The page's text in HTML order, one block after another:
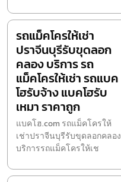
รถแม็คโครให้เช่า
ปราจีนบุรีรับขุดลอก
คลอง บริการ รถ
แม็คโครให้เช่า รถแบค
โฮรับจ้าง แบคโฮรับ
เหมา ราคาถูก
แบคโฮ.com รถแม็คโครให้
เช่าปราจีนบุรีรับขุดลอกคลอง
บริการรถแม็คโครให้เช